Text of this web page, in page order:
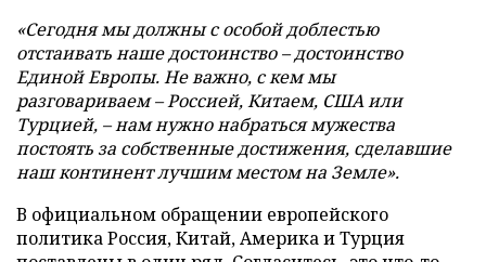
«Сегодня мы должны с особой доблестью
отстаивать наше достоинство – достоинство
Единой Европы. Не важно, с кем мы
разговариваем – Россией, Китаем, США или
Турцией, – нам нужно набраться мужества
постоять за собственные достижения, сделавшие
наш континент лучшим местом на Земле».
В официальном обращении европейского
политика Россия, Китай, Америка и Турция